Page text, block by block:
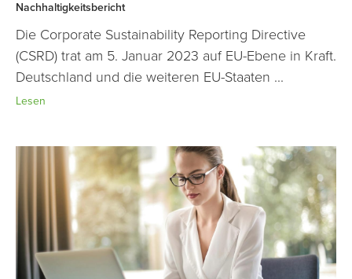
Nachhaltigkeitsbericht
Die Corporate Sustainability Reporting Directive
(CSRD) trat am 5. Januar 2023 auf EU-Ebene in Kraft.
Deutschland und die weiteren EU-Staaten ...
Lesen